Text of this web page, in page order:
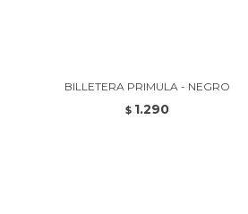
BILLETERA PRIMULA - NEGRO
$ 1.290